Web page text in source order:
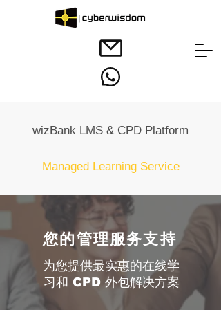
wizBank LMS & CPD Platform
Managed Learning Service
您的管理服务支持
为您提供最实惠的在线学
习和 CPD 外包解决方案